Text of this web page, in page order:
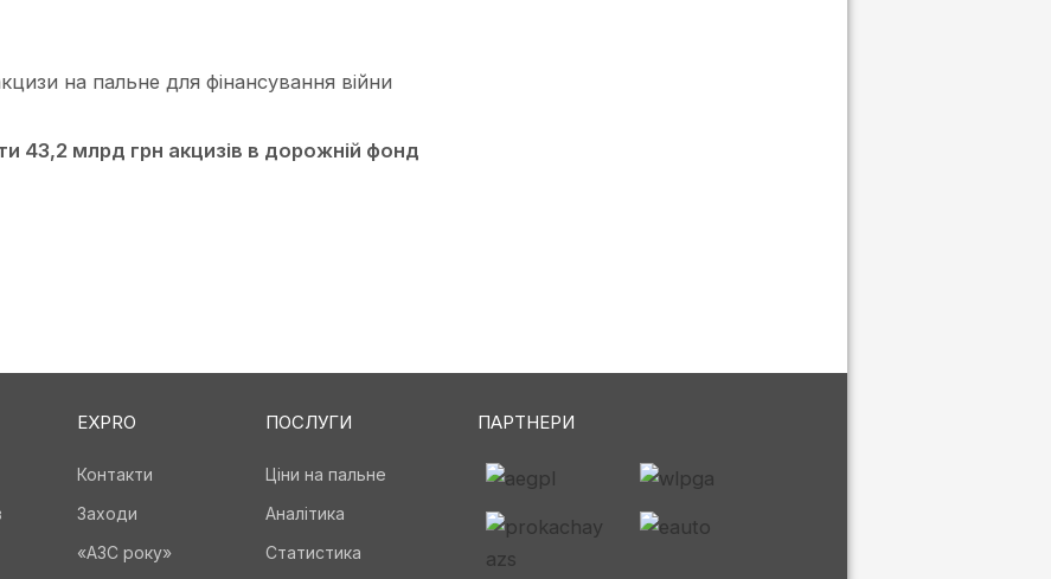
на пальне для фінансування війни
43,2 млрд грн акцизів в дорожній фонд
EXPRO
Контакти
Заходи
«АЗС року»
ПОСЛУГИ
Ціни на пальне
Аналітика
Статистика
ПАРТНЕРИ